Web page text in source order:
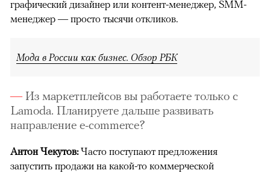
графический дизайнер или контент-менеджер, SMM-
менеджер — просто тысячи откликов.
Мода в России как бизнес. Обзор РБК
Из маркетплейсов вы работаете только с
Lamoda. Планируете дальше развивать
направление e-commerce?
Антон Чекутов:Часто поступают предложения
запустить продажи на какой-то коммерческой